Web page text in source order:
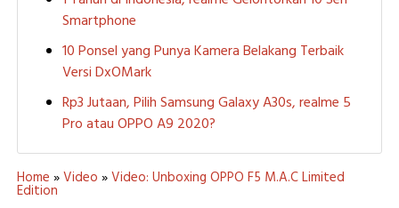
Smartphone
10 Ponsel yang Punya Kamera Belakang Terbaik
Versi DxOMark
Rp3 Jutaan, Pilih Samsung Galaxy A30s, realme 5
Pro atau OPPO A9 2020?
Home »Video »Video: Unboxing OPPO F5 M.A.C Limited
Edition